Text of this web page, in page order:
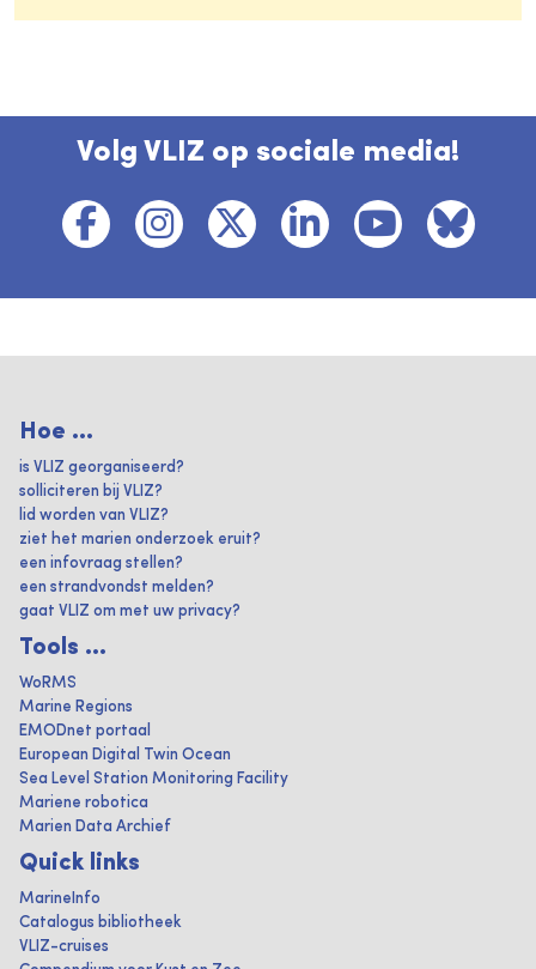
Volg VLIZ op sociale media!
Hoe ...
is VLIZ georganiseerd?
solliciteren bij VLIZ?
lid worden van VLIZ?
ziet het marien onderzoek eruit?
een infovraag stellen?
een strandvondst melden?
gaat VLIZ om met uw privacy?
Tools ...
WoRMS
Marine Regions
EMODnet portaal
European Digital Twin Ocean
Sea Level Station Monitoring Facility
Mariene robotica
Marien Data Archief
Quick links
MarineInfo
Catalogus bibliotheek
VLIZ-cruises